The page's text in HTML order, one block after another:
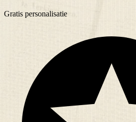
Gratis personalisatie